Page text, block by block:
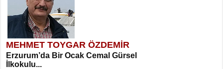
MEHMET TOYGAR ÖZDEMİR
Erzurum’da Bir Ocak Cemal Gürsel
İlkokulu...